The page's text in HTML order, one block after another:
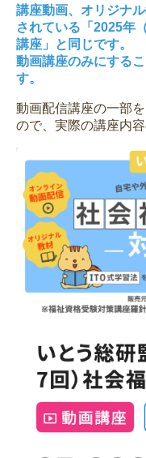
講座動画、オリジナ
されている「2025年
講座」と同じです。
動画講座のみにする
す。
動画配信講座の一部
ので、実際の講座内